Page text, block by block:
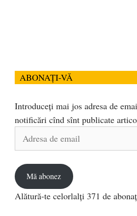
ABONAȚI-VĂ
Introduceți mai jos adresa de
notificări cînd sînt publicate
Mă abonez
Alătură-te celorlalți 371 de